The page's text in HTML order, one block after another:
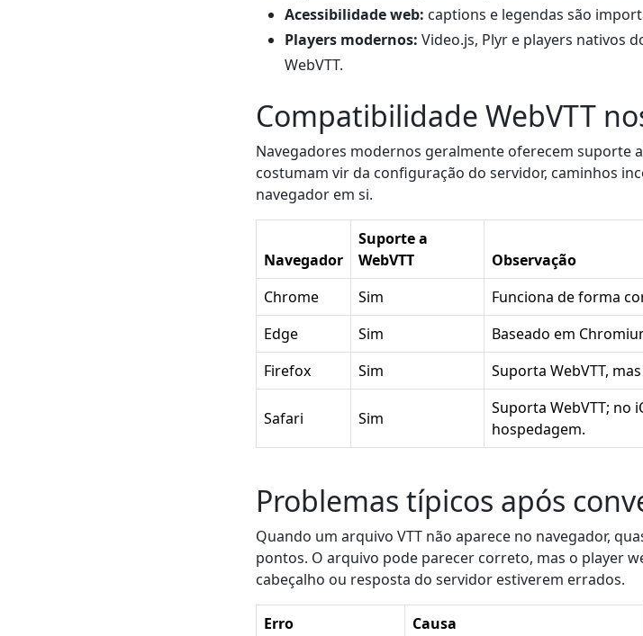
Acessibilidade web: captions e legendas são
Players modernos: Video.js, Plyr e players nativos
WebVTT.
Compatibilidade WebVTT
Navegadores modernos geralmente oferecem suporte
costumam vir da configuração do servidor, caminhos
navegador em si.
Navegador
Suporte a
WebVTT
Observação
Chrome
Sim Funciona de forma
Edge
Sim
Baseado em
Firefox
Sim Suporta WebVTT,
Safari Sim
Suporta WebVTT; no
hospedagem.
Problemas típicos após
Quando um arquivo VTT não aparece no navegador,
pontos. O arquivo pode parecer correto, mas o player
cabeçalho ou resposta do servidor estiverem errados.
Erro Causa